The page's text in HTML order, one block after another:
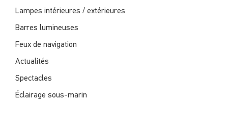
Lampes intérieures / extérieures
Barres lumineuses
Feux de navigation
Actualités
Spectacles
Éclairage sous-marin